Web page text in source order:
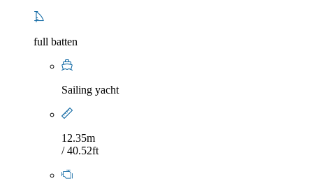
full batten
Sailing yacht
12.35m
/ 40.52ft